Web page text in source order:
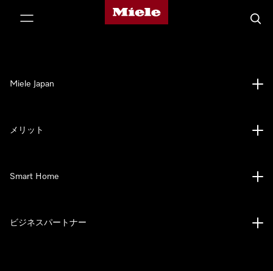
Mieleのホームページ
検索
Miele Japan
メリット
Smart Home
ビジネスパートナー